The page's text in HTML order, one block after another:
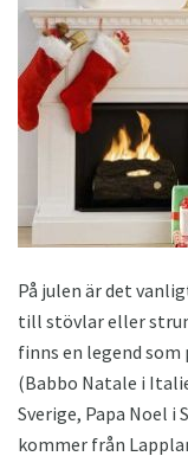
På julen är det
till stövlar eller
finns en legend som
(Babbo Natale i
Sverige, Papa Noel i
kommer från